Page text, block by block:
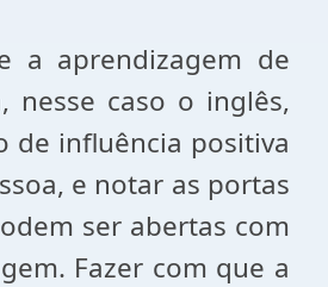
a aprendizagem de
nesse caso o inglês,
de influência positiva
e notar as portas
ser abertas com
Fazer com que a